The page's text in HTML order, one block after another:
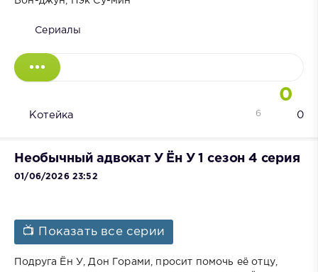
Сериалы
0
Котейка 0
6
Необычный адвокат У Ён У 1 сезон 4 серия
01/06/2026 23:52
📺 Показать все серии
Подруга Ён У, Дон Горами, просит помочь её отцу,